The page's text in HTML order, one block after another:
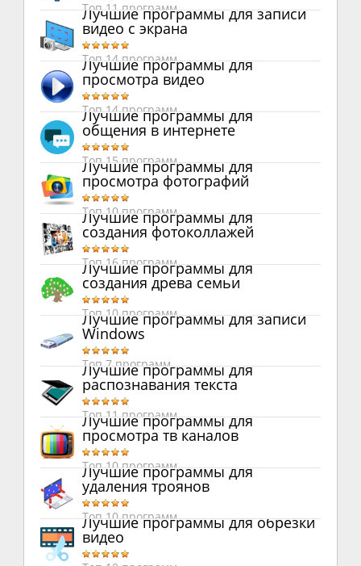
Топ 11 программ
Лучшие программы для записи
видео с экрана
Топ 14 программ
Лучшие программы для
просмотра видео
Топ 14 программ
Лучшие программы для
общения в интернете
Топ 15 программ
Лучшие программы для
просмотра фотографий
Топ 10 программ
Лучшие программы для
создания фотоколлажей
Топ 16 программ
Лучшие программы для
создания древа семьи
Топ 10 программ
Лучшие программы для записи
Windows
Топ 7 программ
Лучшие программы для
распознавания текста
Топ 11 программ
Лучшие программы для
просмотра тв каналов
Топ 10 программ
Лучшие программы для
удаления троянов
Топ 10 программ
Лучшие программы для обрезки
видео